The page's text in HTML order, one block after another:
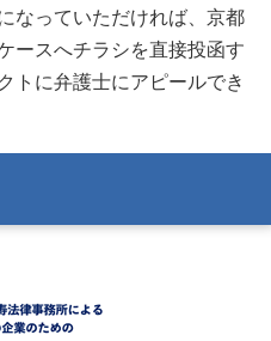
なっていただければ、京都
ースへチラシを直接投函す
トに弁護士にアピールでき